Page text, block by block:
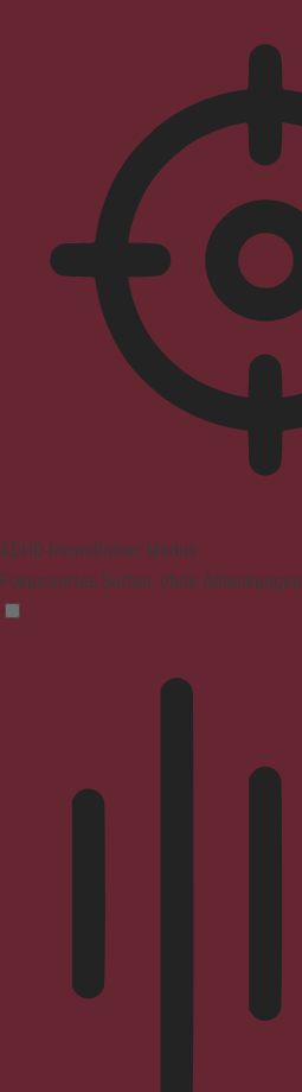
ADHD-freundlicher Modus
Fokussiertes Surfen, ohne Ablenkungen